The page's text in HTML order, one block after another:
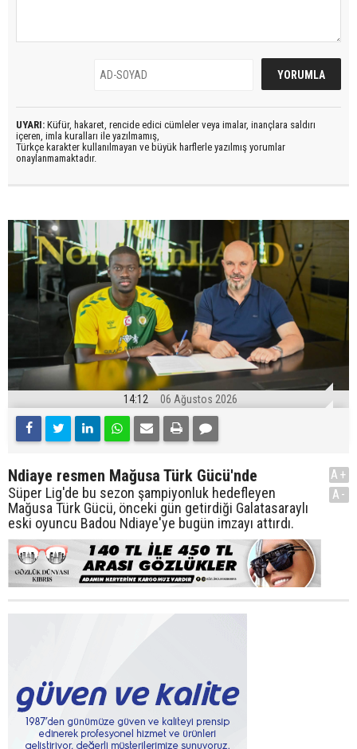
UYARI: Küfür, hakaret, rencide edici cümleler veya imalar, inançlara saldırı
içeren, imla kuralları ile yazılmamış,
Türkçe karakter kullanılmayan ve büyük harflerle yazılmış yorumlar
onaylanmamaktadır.
14:12 06 Ağustos 2026
Ndiaye resmen Mağusa Türk Gücü'nde
Süper Lig'de bu sezon şampiyonluk hedefleyen
Mağusa Türk Gücü, önceki gün getirdiği Galatasaraylı
eski oyuncu Badou Ndiaye'ye bugün imzayı attırdı.
A+
A-